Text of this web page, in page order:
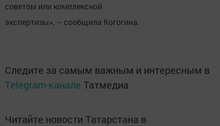
советом или комплексной
экспертизы», – сообщила Когогина.
Следите за самым важным и интересным в
Telegram-канале Татмедиа
Читайте новости Татарстана в